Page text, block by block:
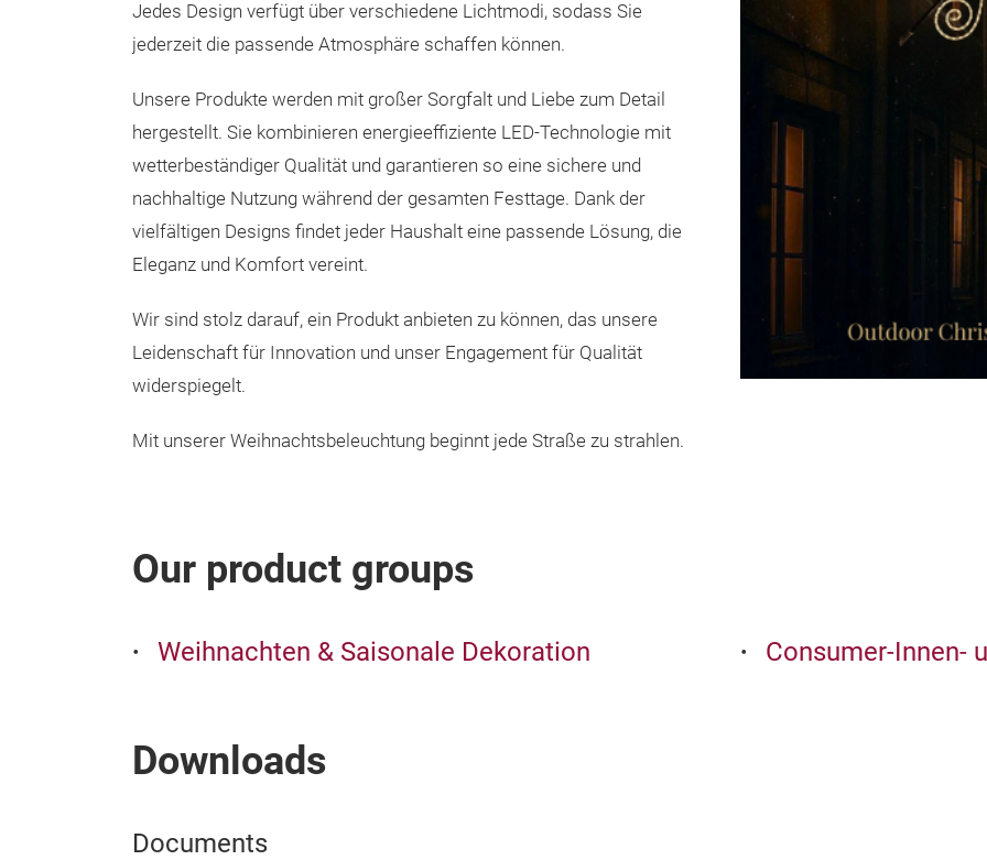
Jedes Design verfügt über verschiedene Lichtmodi, sodass Sie
jederzeit die passende Atmosphäre schaffen können.
Unsere Produkte werden mit großer Sorgfalt und Liebe zum Detail
hergestellt. Sie kombinieren energieeffiziente LED-Technologie mit
wetterbeständiger Qualität und garantieren so eine sichere und
nachhaltige Nutzung während der gesamten Festtage. Dank der
vielfältigen Designs findet jeder Haushalt eine passende Lösung, die
Eleganz und Komfort vereint.
Wir sind stolz darauf, ein Produkt anbieten zu können, das unsere
Leidenschaft für Innovation und unser Engagement für Qualität
widerspiegelt.
Mit unserer Weihnachtsbeleuchtung beginnt jede Straße zu strahlen.
Our product groups
Weihnachten & Saisonale Dekoration Consumer-Innen-
Downloads
Documents